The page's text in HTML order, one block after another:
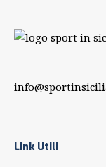
Link Utili